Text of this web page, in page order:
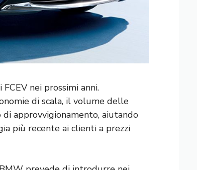
nei prossimi anni.
di scala, il volume delle
approvvigionamento, aiutando
più recente ai clienti a prezzi